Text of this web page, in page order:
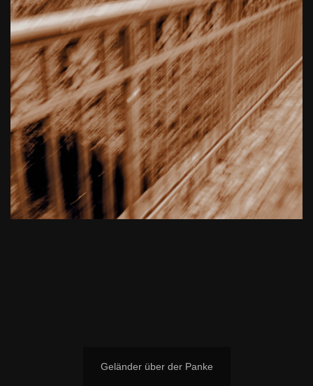
Geländer über der Panke